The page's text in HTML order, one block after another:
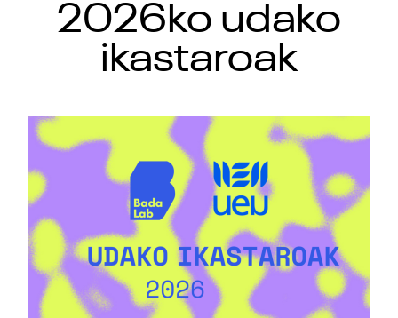
2026ko udako
ikastaroak